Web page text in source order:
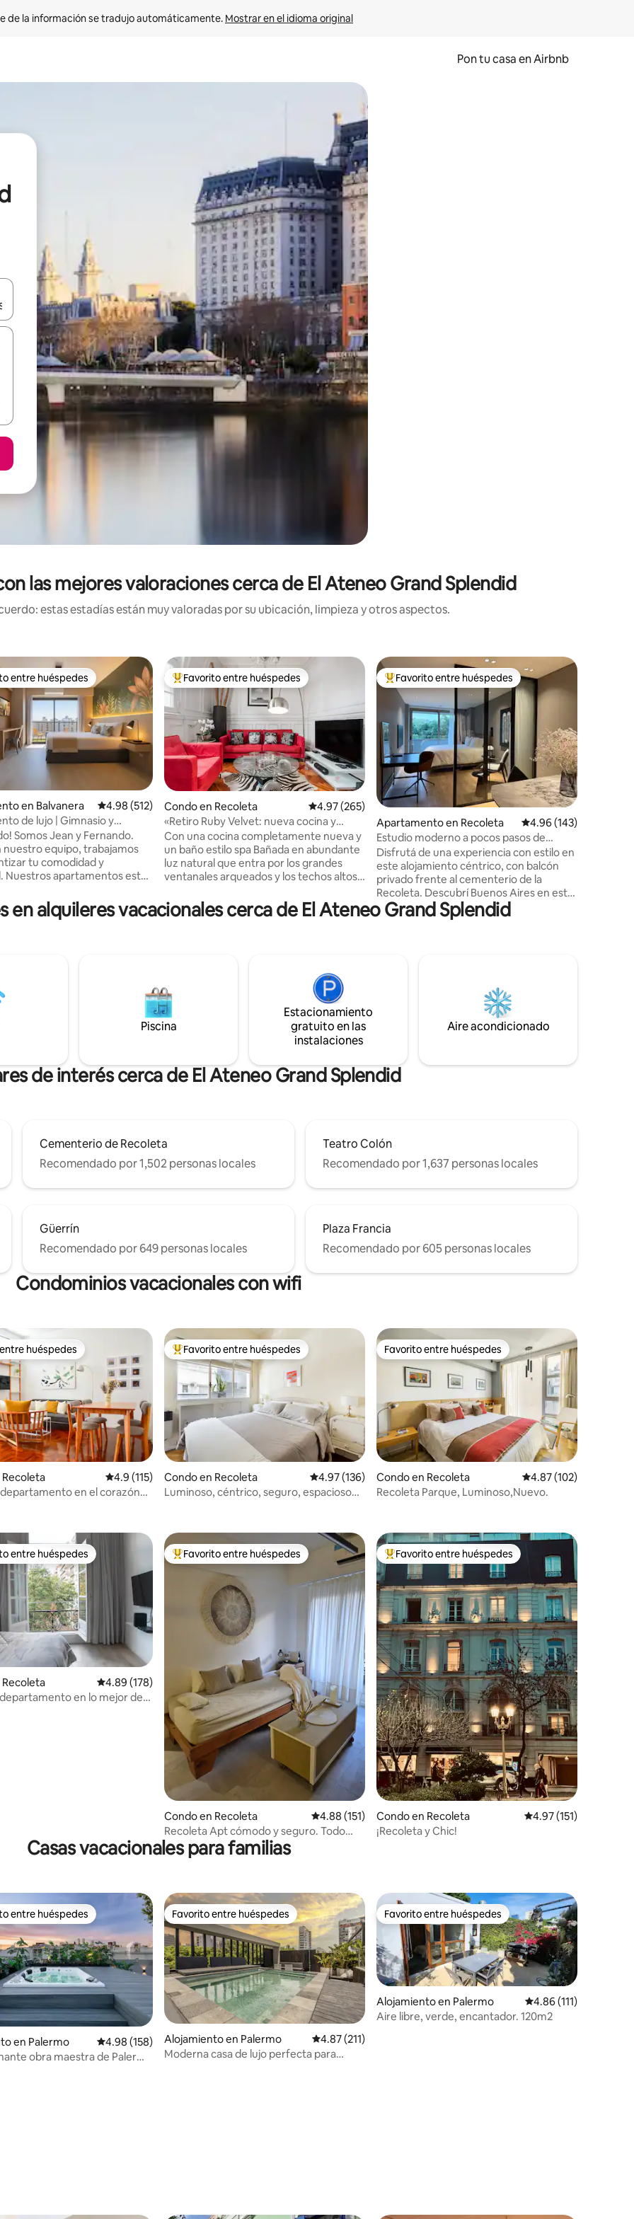
de la información se tradujo automáticamente. Mostrar en el idioma original
Pon tu casa en Airbnb
las teclas de flecha hacia arriba y hacia abajo o explora con el tacto o desliza el dedo.
las mejores valoraciones cerca de El Ateneo Grand Splendid
estas estadías están muy valoradas por su ubicación, limpieza y otros aspectos.
de 5, 400 reseñas
huéspedes preferido
entre huéspedes
en Balvanera Calificación promedio: 4.98 de 5, 512 reseñas
4.98 (512)
de lujo | Gimnasio y
| Centro de BA Obelisco
Somos Jean y Fernando.
nuestro equipo, trabajamos
tu comodidad y
de tocador, etc.).
privilegiadas en
en cualquier momento
anticipadas o salidas
Favorito entre huéspedes preferido
Favorito entre huéspedes
Condo en Recoleta Calificación promedio: 4.97 de 5, 265 reseñas
4.97 (265)
«Retiro Ruby Velvet: nueva cocina y
bañera de hidromasaje»
Con una cocina completamente nueva y
un baño estilo spa Bañada en abundante
luz natural que entra por los grandes
ventanales arqueados y los techos altos,
de principios del siglo XX se caracteriza
por los clásicos paneles de las paredes y
privada, ofrecida exclusivamente en
Airbnb para preservar la discreción, la
coherencia y una experiencia perfecta
para los huéspedes.
Favorito entre huéspedes preferido
Favorito entre huéspedes
Apartamento en Recoleta Calificación promedio:
4.96 (143)
Estudio moderno a pocos pasos de
parques y cultura
Disfrutá de una experiencia con estilo en
este alojamiento céntrico, con balcón
privado frente al cementerio de la
Recoleta. Descubrí Buenos Aires en este
espacio acogedor y de carácter único.
Moderno, seguro y confortable
locales. Incluye cerradura electrónica
para un acceso seguro y práctico.
Seguridad las 24 hs en el edificio. KIT de
alquileres vacacionales cerca de El Ateneo Grand Splendid
Piscina
Estacionamiento
gratuito en las
instalaciones
Aire acondicionado
de interés cerca de El Ateneo Grand Splendid
Cementerio de Recoleta
Recomendado por 1,502 personas locales
Teatro Colón
Recomendado por 1,637 personas locales
Güerrín
Recomendado por 649 personas locales
Plaza Francia
Recomendado por 605 personas locales
Condominios vacacionales con wifi
de 5, 103 reseñas
huéspedes
huéspedes
Calificación promedio: 4.9 de 5, 115 reseñas
4.9 (115)
en el corazón
Favorito entre huéspedes preferido
Favorito entre huéspedes
Condo en Recoleta Calificación promedio: 4.97 de 5, 136 reseñas
4.97 (136)
Luminoso, céntrico, seguro, espacioso
Favorito entre huéspedes
Favorito entre huéspedes
Condo en Recoleta Calificación promedio:
4.87 (102)
Recoleta Parque, Luminoso,Nuevo.
de 5, 180 reseñas
huéspedes preferido
entre huéspedes
Calificación promedio: 4.89 de 5, 178 reseñas
4.89 (178)
en lo mejor de
Favorito entre huéspedes preferido
Favorito entre huéspedes
Condo en Recoleta Calificación promedio: 4.88 de 5, 151 reseñas
4.88 (151)
Recoleta Apt cómodo y seguro. Todo
cerca a pie.
Favorito entre huéspedes preferido
Favorito entre huéspedes
Condo en Recoleta Calificación promedio:
4.97 (151)
¡Recoleta y Chic!
Casas vacacionales para familias
de 5, 112 reseñas
huéspedes preferido
entre huéspedes
en Palermo Calificación promedio: 4.98 de 5, 158 reseñas
4.98 (158)
obra maestra de Palermo
Favorito entre huéspedes
Favorito entre huéspedes
Alojamiento en Palermo Calificación promedio: 4.87 de 5, 211 reseñas
4.87 (211)
Moderna casa de lujo perfecta para
Favorito entre huéspedes
Favorito entre huéspedes
Alojamiento en Palermo Calificación promedio:
4.86 (111)
Aire libre, verde, encantador. 120m2